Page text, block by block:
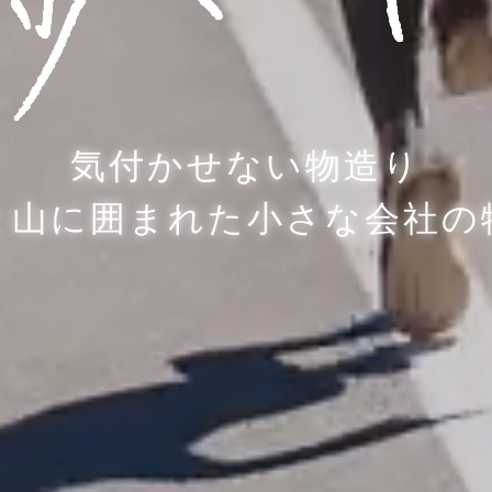
気付かせない物造り
山に囲まれた小さな会社の